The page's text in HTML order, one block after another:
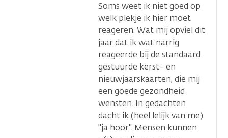
Soms weet ik niet goed op
welk plekje ik hier moet
reageren. Wat mij opviel dit
jaar dat ik wat narrig
reageerde bij de standaard
gestuurde kerst- en
nieuwjaarskaarten, die mij
een goede gezondheid
wensten. In gedachten
dacht ik (heel lelijk van me)
''ja hoor''. Mensen kunnen